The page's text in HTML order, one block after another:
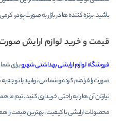
باشید. برنزه کننده ها در بازار به صورت پودر،
قیمت و خرید لوازم ارایش صورت
فروشگاه لوازم ارایشی بهداشتی شهروبرای
صورت را فراهم کرده و شما می توانید با
نیازتان آن ها را به راحتی خریداری کنید . تیم
محصولات ارایشی با کیفیت ، بهترین قیمت را